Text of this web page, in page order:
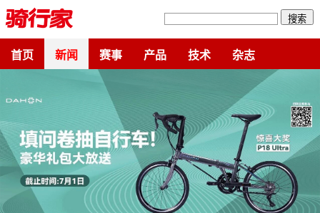
搜索
首页 新闻 赛事 产品 技术 杂志